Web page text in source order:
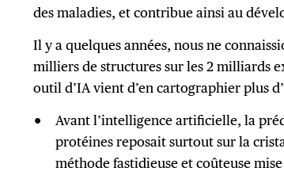
des maladies, et contribue ainsi au
Il y a quelques années, nous ne
milliers de structures sur les 2 milliards
outil d’IA vient d’en cartographier plus
Avant l’intelligence artificielle, la
protéines reposait surtout sur la
méthode fastidieuse et coûteuse